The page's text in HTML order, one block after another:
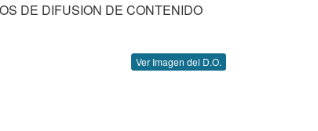
DE DIFUSION DE CONTENIDO
Ver Imagen del D.O.